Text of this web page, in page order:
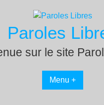
Paroles
sur le site
Menu +